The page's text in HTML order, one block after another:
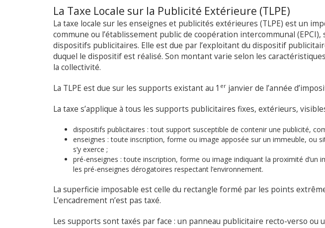
La Taxe Locale sur la Publicité Extérieure (TLPE)
La taxe locale sur les enseignes et publicités extérieures (TLPE) est un
commune ou l’établissement public de coopération intercommunal
dispositifs publicitaires. Elle est due par l’exploitant du dispositif
duquel le dispositif est réalisé. Son montant varie selon les
la collectivité.
La TLPE est due sur les supports existant au 1 er janvier de l’année
La taxe s’applique à tous les supports publicitaires fixes, extérieurs,
dispositifs publicitaires : tout support susceptible de contenir une publicité,
enseignes : toute inscription, forme ou image apposée sur un immeuble, ou
s’y exerce ;
pré-enseignes : toute inscription, forme ou image indiquant la proximité d’un
les pré-enseignes dérogatoires respectant l’environnement.
La superficie imposable est celle du rectangle formé par les points
L’encadrement n’est pas taxé.
Les supports sont taxés par face : un panneau publicitaire recto-verso ou